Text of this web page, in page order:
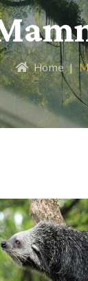
Home|